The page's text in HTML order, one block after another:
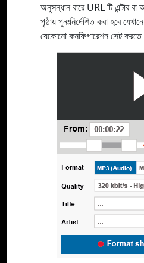
অনুসন্ধান বারে URL টি এন্টার
পৃষ্ঠায় পুনঃনির্দেশিত করা হবে
যেকোনো কনফিগারেশন সেট করতে